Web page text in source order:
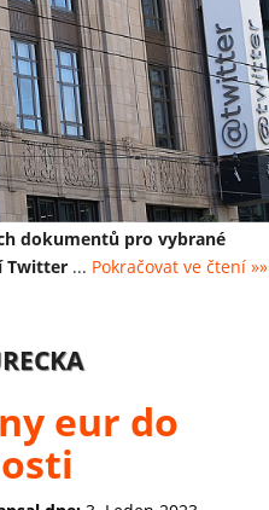
dokumentů pro vybrané
Twitter ... Pokračovat ve čtení »»
eur do